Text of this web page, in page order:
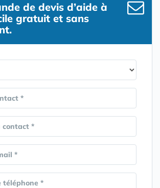
de devis d’aide à
gratuit et sans
*
contact *
*
téléphone *